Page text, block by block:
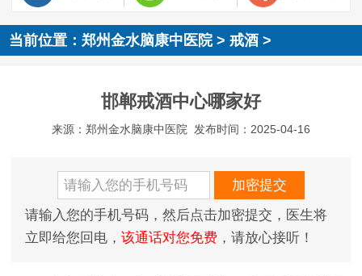
当前位置：郑州金水脑康中医院>戒酒 >
邯郸戒酒中心哪家好
来源：郑州金水脑康中医院 发布时间：2025-04-16
请输入您的手机号码，然后点击加密提交，医生将
立即给您回电， 该通话对您免费，请放心接听！